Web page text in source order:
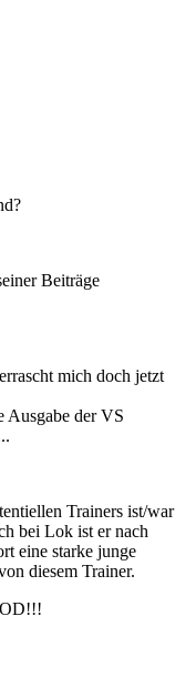
Beiträge
mich doch jetzt
Ausgabe der VS
Trainers ist/war
bei Lok ist er nach
eine starke junge
diesem Trainer.